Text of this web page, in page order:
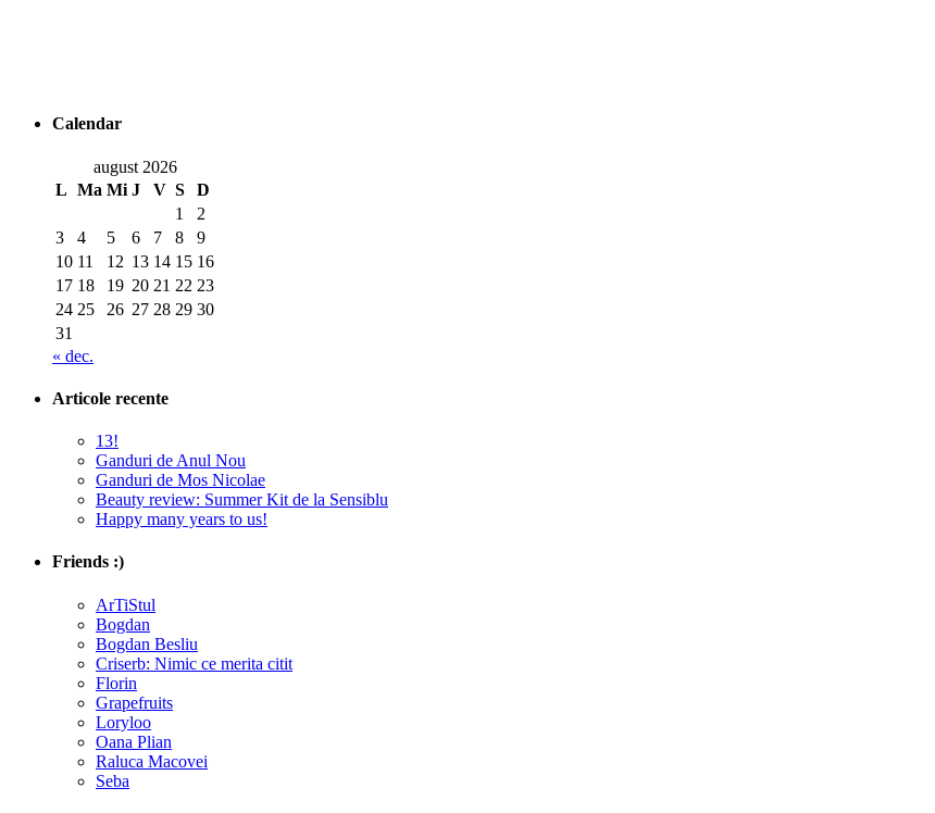
Calendar
august 2026
L Ma Mi J V S
D
1
2
3
4 5 6 7 8
9
10 11 12 13 14 15 16
17 18 19 20 21 22 23
24 25 26 27 28 29 30
31
« dec.
Articole recente
13!
Ganduri de Anul Nou
Ganduri de Mos Nicolae
Beauty review: Summer Kit de la Sensiblu
Happy many years to us!
Friends :)
ArTiStul
Bogdan
Bogdan Besliu
Criserb: Nimic ce merita citit
Florin
Grapefruits
Loryloo
Oana Plian
Raluca Macovei
Seba